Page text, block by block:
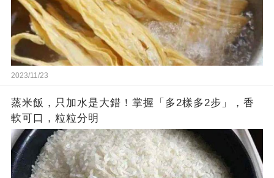
2023/11/23
蒸米飯，只加水是大錯！掌握「多2樣多2步」，香
軟可口，粒粒分明